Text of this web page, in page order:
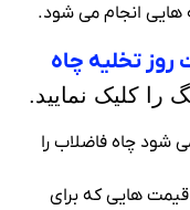
هایی انجام می شود.
روز تخلیه چاه
را کلیک نمایید.
شود چاه فاضلاب را
هایی که برای